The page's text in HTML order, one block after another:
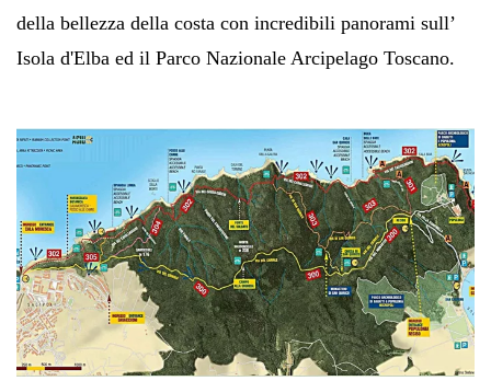
della bellezza della costa con incredibili panorami sull’
Isola d'Elba ed il Parco Nazionale Arcipelago Toscano.